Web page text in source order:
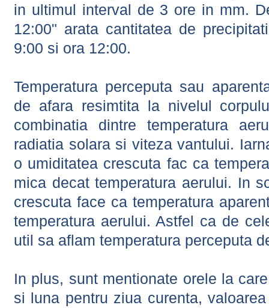
in ultimul interval de 3 ore in mm.
12:00" arata cantitatea de
9:00 si ora 12:00.
Temperatura perceputa sau
de afara resimtita la nivelul
combinatia dintre temperatura
radiatia solara si viteza vantului.
o umiditatea crescuta fac ca
mica decat temperatura aerului. In
crescuta face ca temperatura
temperatura aerului. Astfel ca de
util sa aflam temperatura perceputa
In plus, sunt mentionate orele la
si luna pentru ziua curenta,